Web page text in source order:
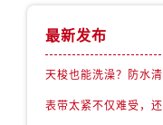
最新发布
天梭也能洗澡？防水